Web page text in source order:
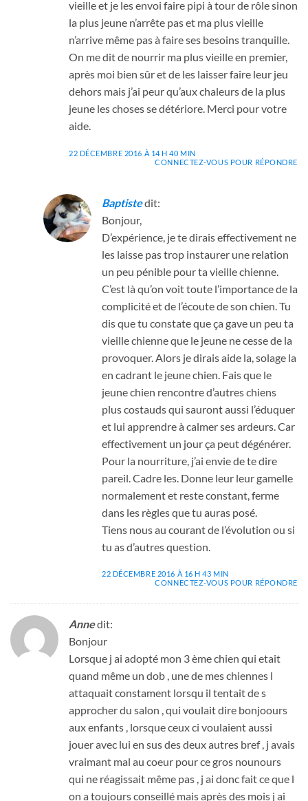
vieille et je les envoi faire pipi à tour de rôle sinon
la plus jeune n’arrête pas et ma plus vieille
n’arrive même pas à faire ses besoins tranquille.
On me dit de nourrir ma plus vieille en premier,
après moi bien sûr et de les laisser faire leur jeu
dehors mais j’ai peur qu’aux chaleurs de la plus
jeune les choses se détériore. Merci pour votre
aide.
22 DÉCEMBRE 2016 À 14 H 40 MIN
CONNECTEZ-VOUS POUR RÉPONDRE
Baptistedit:
Bonjour,
D’expérience, je te dirais effectivement ne
les laisse pas trop instaurer une relation
un peu pénible pour ta vieille chienne.
C’est là qu’on voit toute l’importance de la
complicité et de l’écoute de son chien. Tu
dis que tu constate que ça gave un peu ta
vieille chienne que le jeune ne cesse de la
provoquer. Alors je dirais aide la, solage la
en cadrant le jeune chien. Fais que le
jeune chien rencontre d’autres chiens
plus costauds qui sauront aussi l’éduquer
et lui apprendre à calmer ses ardeurs. Car
effectivement un jour ça peut dégénérer.
Pour la nourriture, j’ai envie de te dire
pareil. Cadre les. Donne leur leur gamelle
normalement et reste constant, ferme
dans les règles que tu auras posé.
Tiens nous au courant de l’évolution ou si
tu as d’autres question.
22 DÉCEMBRE 2016 À 16 H 43 MIN
CONNECTEZ-VOUS POUR RÉPONDRE
Annedit:
Bonjour
Lorsque j ai adopté mon 3 ème chien qui etait
quand même un dob , une de mes chiennes l
attaquait constament lorsqu il tentait de s
approcher du salon , qui voulait dire bonjoours
aux enfants , lorsque ceux ci voulaient aussi
jouer avec lui en sus des deux autres bref , j avais
vraimant mal au coeur pour ce gros nounours
qui ne réagissait même pas , j ai donc fait ce que l
on a toujours conseillé mais après des mois j ai